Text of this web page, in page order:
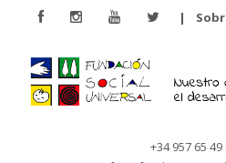
|
+34 957 65 49